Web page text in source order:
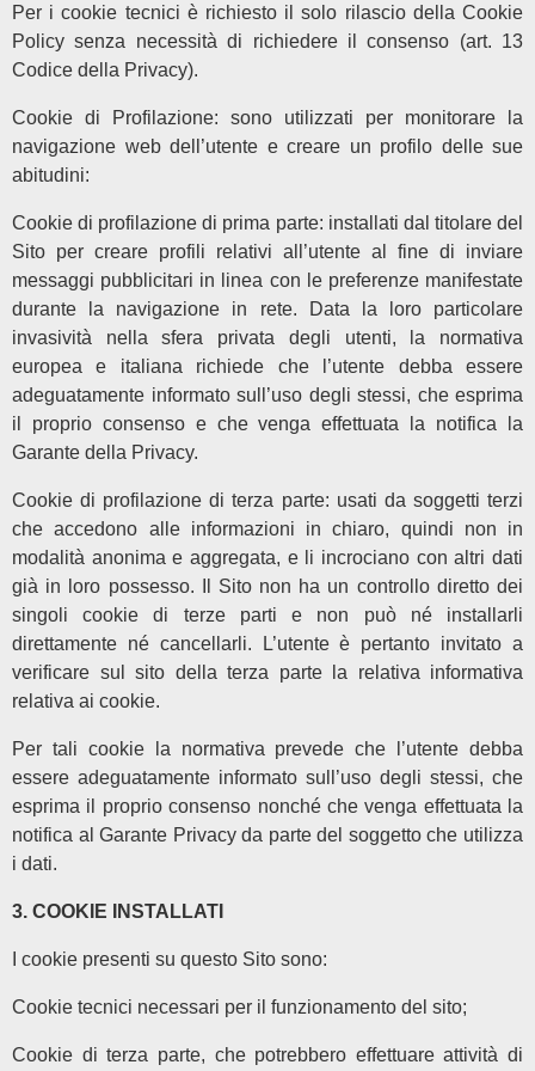
Per i cookie tecnici è richiesto il solo rilascio della Cookie
Policy senza necessità di richiedere il consenso (art. 13
Codice della Privacy).
Cookie di Profilazione: sono utilizzati per monitorare la
navigazione web dell’utente e creare un profilo delle sue
abitudini:
Cookie di profilazione di prima parte: installati dal titolare del
Sito per creare profili relativi all’utente al fine di inviare
messaggi pubblicitari in linea con le preferenze manifestate
durante la navigazione in rete. Data la loro particolare
invasività nella sfera privata degli utenti, la normativa
europea e italiana richiede che l’utente debba essere
adeguatamente informato sull’uso degli stessi, che esprima
il proprio consenso e che venga effettuata la notifica la
Garante della Privacy.
Cookie di profilazione di terza parte: usati da soggetti terzi
che accedono alle informazioni in chiaro, quindi non in
modalità anonima e aggregata, e li incrociano con altri dati
già in loro possesso. Il Sito non ha un controllo diretto dei
singoli cookie di terze parti e non può né installarli
direttamente né cancellarli. L’utente è pertanto invitato a
verificare sul sito della terza parte la relativa informativa
relativa ai cookie.
Per tali cookie la normativa prevede che l’utente debba
essere adeguatamente informato sull’uso degli stessi, che
esprima il proprio consenso nonché che venga effettuata la
notifica al Garante Privacy da parte del soggetto che utilizza
i dati.
3. COOKIE INSTALLATI
I cookie presenti su questo Sito sono:
cookie tecnici necessari per il funzionamento del sito;
cookie di terza parte, che potrebbero effettuare attività di